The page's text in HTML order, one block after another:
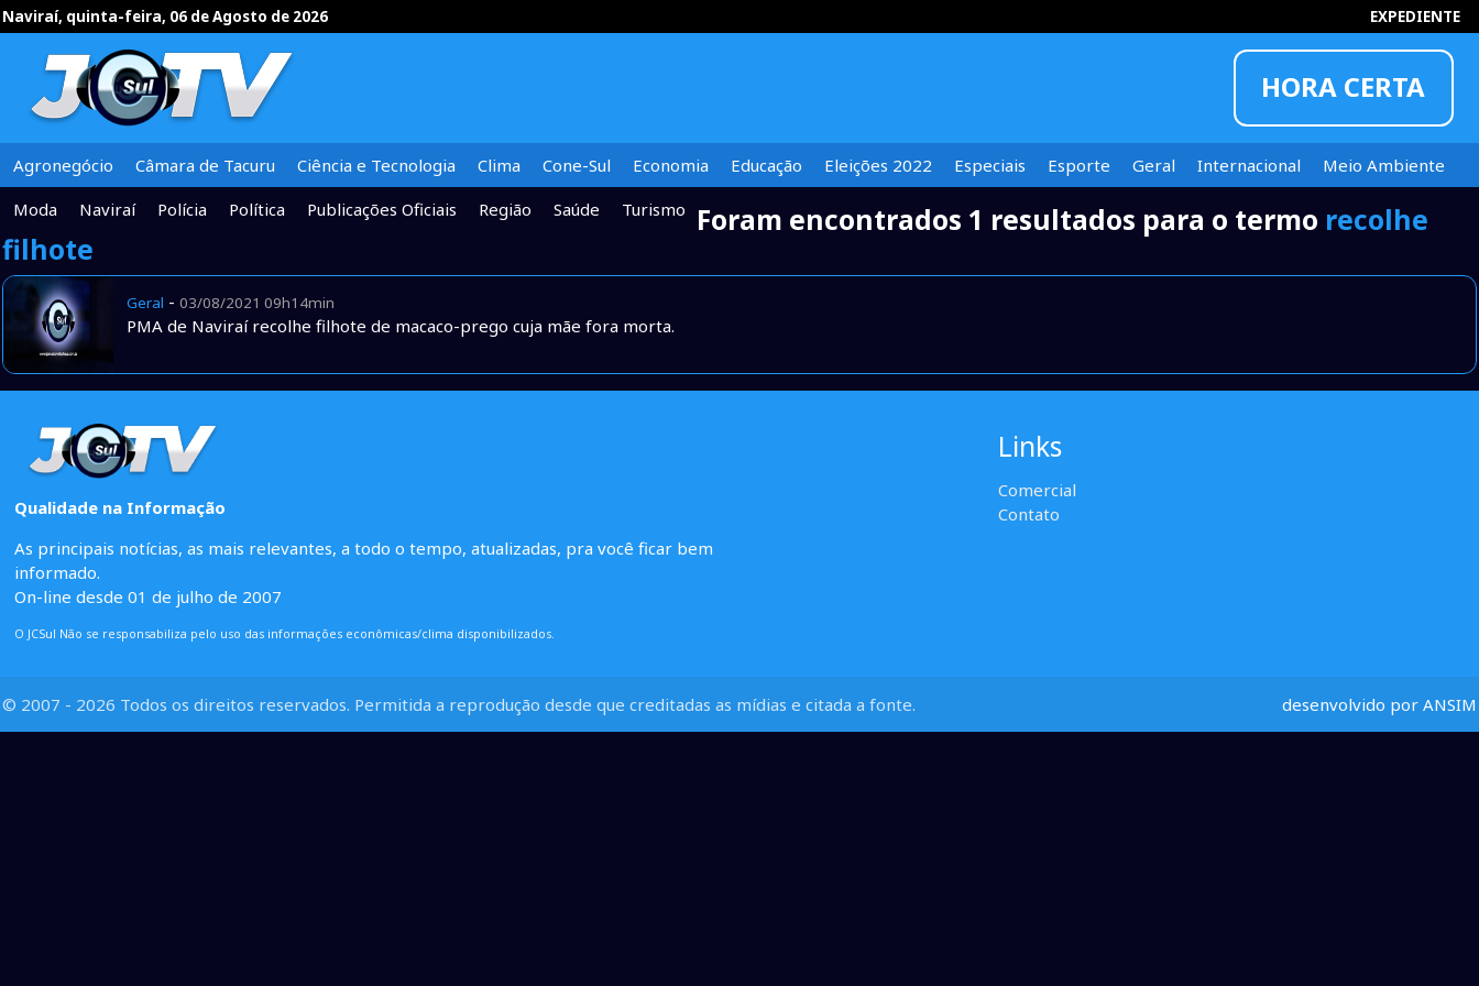
Naviraí, quinta-feira, 06 de Agosto de 2026 EXPEDIENTE
HORA CERTA
INFORMOU
Agronegócio Câmara de Tacuru Ciência e Tecnologia Clima Cone-Sul Economia Educação Eleições 2022 Especiais Esporte Geral Internacional
Meio Ambiente
Moda
Naviraí Polícia Política Publicações Oficiais Região Saúde Turismo Foram encontrados 1 resultados para o termo recolhe
filhote
Geral - 03/08/2021 09h14min
PMA de Naviraí recolhe filhote de macaco-prego cuja mãe fora morta.
Qualidade na Informação
As principais notícias, as mais relevantes, a todo o tempo, atualizadas, pra você ficar bem
informado.
On-line desde 01 de julho de 2007
O JCSul Não se responsabiliza pelo uso das informações econômicas/clima disponibilizados.
Links
Comercial
Contato
© 2007 - 2026 Todos os direitos reservados. Permitida a reprodução desde que creditadas as mídias e citada a fonte. desenvolvido por ANSIM